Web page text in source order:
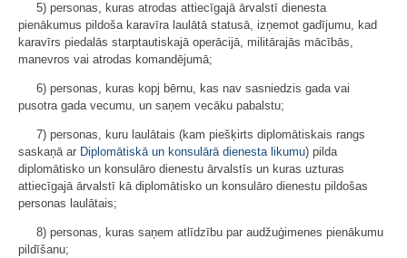
5) personas, kuras atrodas attiecīgajā ārvalstī dienesta
pienākumus pildoša karavīra laulātā statusā, izņemot gadījumu, kad
karavīrs piedalās starptautiskajā operācijā, militārajās mācībās,
manevros vai atrodas komandējumā;
6) personas, kuras kopj bērnu, kas nav sasniedzis gada vai
pusotra gada vecumu, un saņem vecāku pabalstu;
7) personas, kuru laulātais (kam piešķirts diplomātiskais rangs
saskaņā ar Diplomātiskā un konsulārā dienesta likumu) pilda
diplomātisko un konsulāro dienestu ārvalstīs un kuras uzturas
attiecīgajā ārvalstī kā diplomātisko un konsulāro dienestu pildošas
personas laulātais;
8) personas, kuras saņem atlīdzību par audžuģimenes pienākumu
pildīšanu;